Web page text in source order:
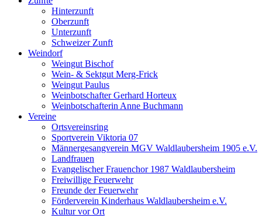
Hinterzunft
Oberzunft
Unterzunft
Schweizer Zunft
Weindorf
Weingut Bischof
Wein- & Sektgut Merg-Frick
Weingut Paulus
Weinbotschafter Gerhard Horteux
Weinbotschafterin Anne Buchmann
Vereine
Ortsvereinsring
Sportverein Viktoria 07
Männergesangverein MGV Waldlaubersheim 1905 e.V.
Landfrauen
Evangelischer Frauenchor 1987 Waldlaubersheim
Freiwillige Feuerwehr
Freunde der Feuerwehr
Förderverein Kinderhaus Waldlaubersheim e.V.
Kultur vor Ort